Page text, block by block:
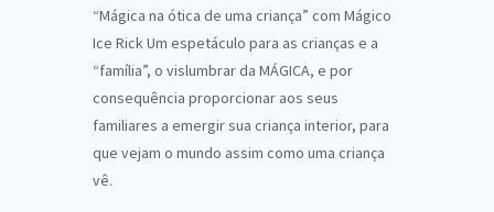
“Mágica na ótica de uma criança” com Mágico
Ice Rick Um espetáculo para as crianças e a
“família”, o vislumbrar da MÁGICA, e por
consequência proporcionar aos seus
familiares a emergir sua criança interior, para
que vejam o mundo assim como uma criança
vê.